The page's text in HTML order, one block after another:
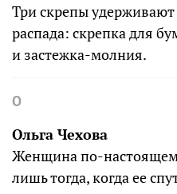
Три скрепы
распада: скрепка для
и застежка-молния.
О
Ольга Чехова
Женщина по-
лишь тогда, когда ее